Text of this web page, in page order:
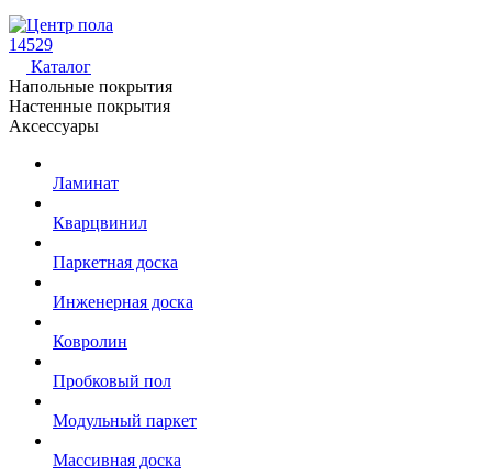
14529
Каталог
Напольные покрытия
Настенные покрытия
Аксессуары
Ламинат
Кварцвинил
Паркетная доска
Инженерная доска
Ковролин
Пробковый пол
Модульный паркет
Массивная доска